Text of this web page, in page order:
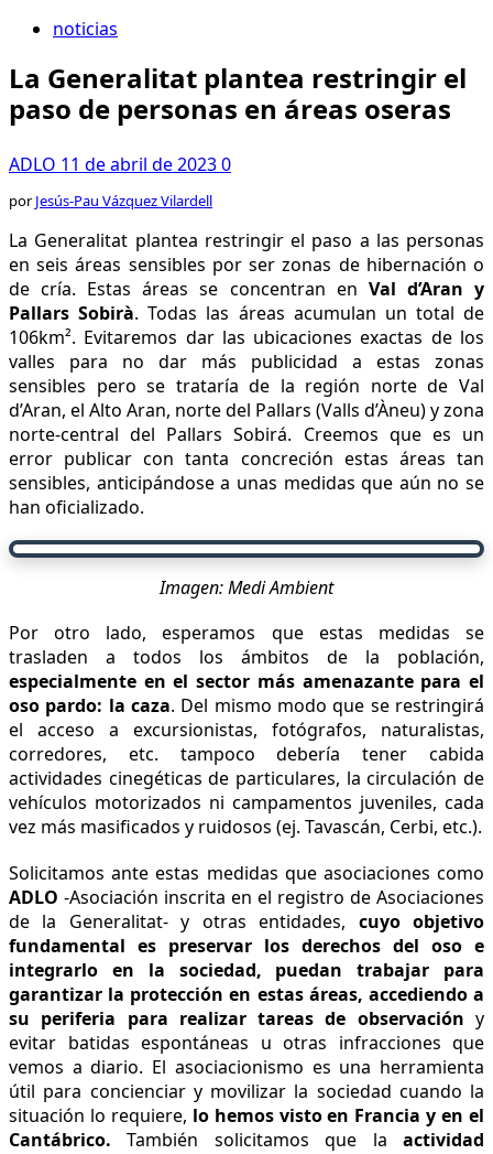
noticias
La Generalitat plantea restringir el
paso de personas en áreas oseras
ADLO 11 de abril de 20230
porJesús-Pau Vázquez Vilardell
La Generalitat plantea restringir el paso a las personas
en seis áreas sensibles por ser zonas de hibernación o
de cría. Estas áreas se concentran en Val d’Aran y
Pallars Sobirà. Todas las áreas acumulan un total de
106km². Evitaremos dar las ubicaciones exactas de los
valles para no dar más publicidad a estas zonas
sensibles pero se trataría de la región norte de Val
d’Aran, el Alto Aran, norte del Pallars (Valls d’Àneu) y zona
norte-central del Pallars Sobirá. Creemos que es un
error publicar con tanta concreción estas áreas tan
sensibles, anticipándose a unas medidas que aún no se
han oficializado.
Imagen: Medi Ambient
Por otro lado, esperamos que estas medidas se
trasladen a todos los ámbitos de la población,
especialmente en el sector más amenazante para el
oso pardo: la caza. Del mismo modo que se restringirá
el acceso a excursionistas, fotógrafos, naturalistas,
corredores, etc. tampoco debería tener cabida
actividades cinegéticas de particulares, la circulación de
vehículos motorizados ni campamentos juveniles, cada
vez más masificados y ruidosos (ej. Tavascán, Cerbi, etc.).
Solicitamos ante estas medidas que asociaciones como
ADLO -Asociación inscrita en el registro de Asociaciones
de la Generalitat- y otras entidades, cuyo objetivo
fundamental es preservar los derechos del oso e
integrarlo en la sociedad, puedan trabajar para
garantizar la protección en estas áreas, accediendo a
su periferia para realizar tareas de observación y
evitar batidas espontáneas u otras infracciones que
vemos a diario. El asociacionismo es una herramienta
útil para concienciar y movilizar la sociedad cuando la
situación lo requiere, lo hemos visto en Francia y en el
Cantábrico.También solicitamos que laactividad